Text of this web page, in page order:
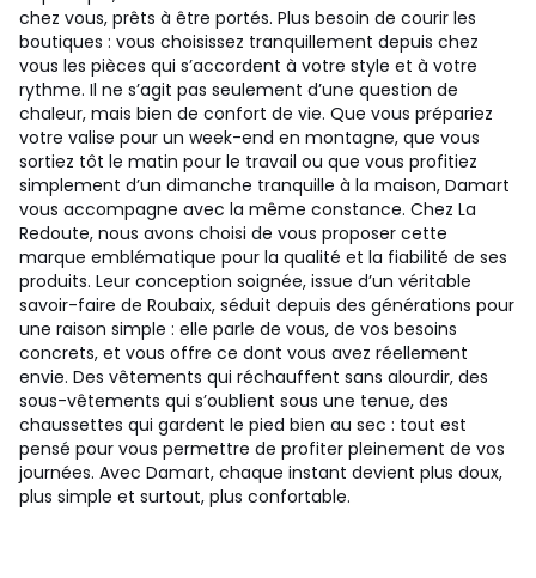
chez vous, prêts à être portés. Plus besoin de courir les
boutiques : vous choisissez tranquillement depuis chez
vous les pièces qui s’accordent à votre style et à votre
rythme. Il ne s’agit pas seulement d’une question de
chaleur, mais bien de confort de vie. Que vous prépariez
votre valise pour un week-end en montagne, que vous
sortiez tôt le matin pour le travail ou que vous profitiez
simplement d’un dimanche tranquille à la maison, Damart
vous accompagne avec la même constance. Chez La
Redoute, nous avons choisi de vous proposer cette
marque emblématique pour la qualité et la fiabilité de ses
produits. Leur conception soignée, issue d’un véritable
savoir-faire de Roubaix, séduit depuis des générations pour
une raison simple : elle parle de vous, de vos besoins
concrets, et vous offre ce dont vous avez réellement
envie. Des vêtements qui réchauffent sans alourdir, des
sous-vêtements qui s’oublient sous une tenue, des
chaussettes qui gardent le pied bien au sec : tout est
pensé pour vous permettre de profiter pleinement de vos
journées. Avec Damart, chaque instant devient plus doux,
plus simple et surtout, plus confortable.